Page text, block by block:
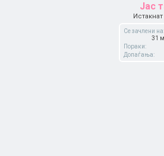
Јас
Се зачлени на:
31
Пораки:
Допаѓања: